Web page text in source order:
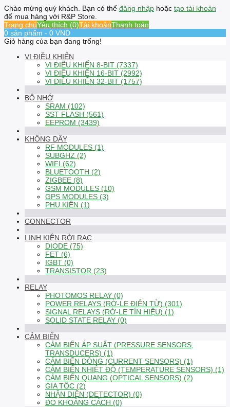
Chào mừng quý khách. Bạn có thể đăng nhập hoặc tạo tài khoản
để mua hàng với R&P Store.
Trang chủYêu thích (0)Tài khoảnThanh toán
0 sản phẩm - 0 VND
Giỏ hàng của bạn đang trống!
VI ĐIỀU KHIỂN
VI ĐIỀU KHIỂN 8-BIT (7337)
VI ĐIỀU KHIỂN 16-BIT (2992)
VI ĐIỀU KHIỂN 32-BIT (1757)
BỘ NHỚ
SRAM (102)
SST FLASH (561)
EEPROM (3439)
KHÔNG DÂY
RF MODULES (1)
SUBGHZ (2)
WIFI (62)
BLUETOOTH (2)
ZIGBEE (8)
GSM MODULES (10)
GPS MODULES (3)
PHỤ KIỆN (1)
CONNECTOR
LINH KIỆN RỜI RẠC
DIODE (75)
FET (6)
IGBT (0)
TRANSISTOR (23)
RELAY
PHOTOMOS RELAY (0)
POWER RELAYS (RỜ-LE ĐIỆN TỪ) (301)
SIGNAL RELAYS (RỜ-LE TÍN HIỆU) (1)
SOLID STATE RELAY (0)
CẢM BIẾN
CẢM BIẾN ÁP SUẤT (PRESSURE SENSORS,
TRANSDUCERS) (1)
CẢM BIẾN DÒNG (CURRENT SENSORS) (1)
CẢM BIẾN NHIỆT ĐỘ (TEMPERATURE SENSORS) (1)
CẢM BIẾN QUANG (OPTICAL SENSORS) (2)
GIA TỐC (2)
NHẬN DIỆN (DETECTOR) (0)
ĐO KHOẢNG CÁCH (0)